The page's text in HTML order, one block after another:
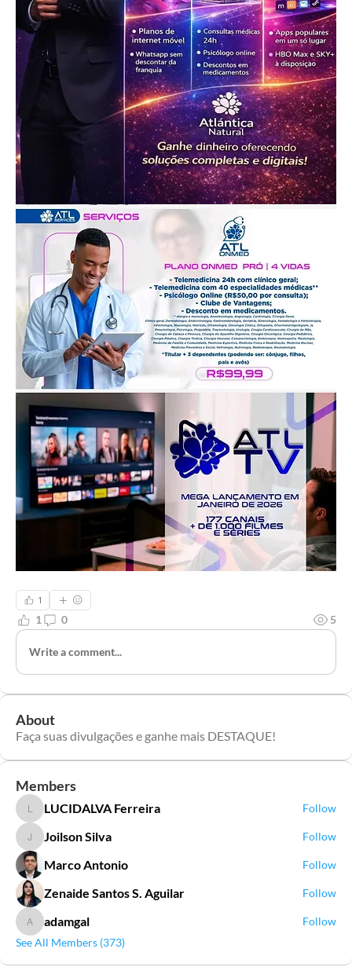
1
1 0 5
Write a comment...
About
Faça suas divulgações e ganhe mais DESTAQUE!
Members
LUCIDALVA Ferreira
LUCIDALVA Ferreira Follow
Joilson Silva
Joilson Silva Follow
Marco Antonio Follow
Zenaide Santos S. Aguilar Follow
adamgal
adamgal
Follow
See All Members (373)